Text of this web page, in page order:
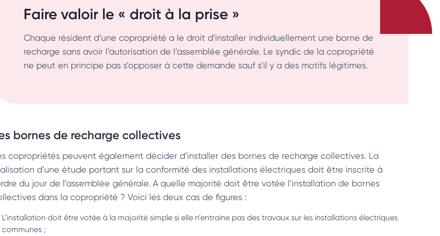
Faire valoir le « droit à la prise »
Chaque résident d’une copropriété a le droit d’installer individuellement une borne de
recharge sans avoir l’autorisation de l’assemblée générale. Le syndic de la copropriété
ne peut en principe pas s’opposer à cette demande sauf s’il y a des motifs légitimes.
bornes de recharge collectives
copropriétés peuvent également décider d’installer des bornes de recharge collectives. La
d’une étude portant sur la conformité des installations électriques doit être inscrite à
du jour de l’assemblée générale. A quelle majorité doit être votée l’installation de bornes
dans la copropriété ? Voici les deux cas de figures :
L’installation doit être votée à la majorité simple si elle n’entraine pas des travaux sur les installations électriques
communes ;